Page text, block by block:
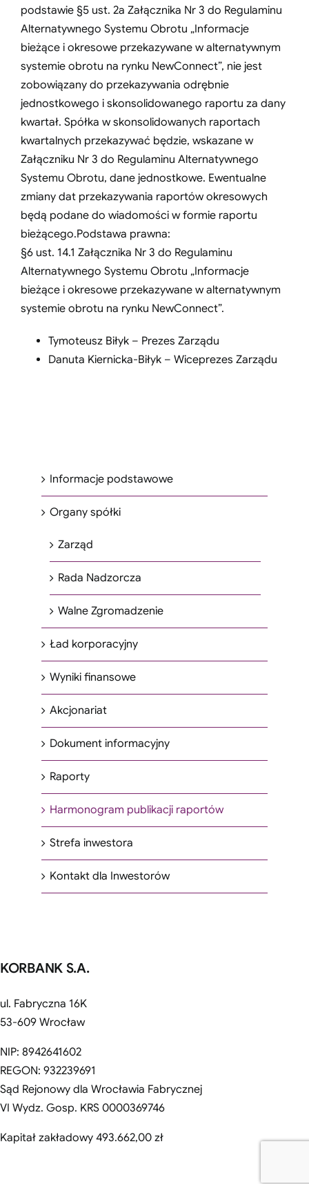
podstawie §5 ust. 2a Załącznika Nr 3 do Regulaminu
Alternatywnego Systemu Obrotu „Informacje
bieżące i okresowe przekazywane w alternatywnym
systemie obrotu na rynku NewConnect”, nie jest
zobowiązany do przekazywania odrębnie
jednostkowego i skonsolidowanego raportu za dany
kwartał. Spółka w skonsolidowanych raportach
kwartalnych przekazywać będzie, wskazane w
Załączniku Nr 3 do Regulaminu Alternatywnego
Systemu Obrotu, dane jednostkowe. Ewentualne
zmiany dat przekazywania raportów okresowych
będą podane do wiadomości w formie raportu
bieżącego.Podstawa prawna:
§6 ust. 14.1 Załącznika Nr 3 do Regulaminu
Alternatywnego Systemu Obrotu „Informacje
bieżące i okresowe przekazywane w alternatywnym
systemie obrotu na rynku NewConnect”.
Tymoteusz Biłyk – Prezes Zarządu
Danuta Kiernicka-Biłyk – Wiceprezes Zarządu
Informacje podstawowe
Organy spółki
Zarząd
Rada Nadzorcza
Walne Zgromadzenie
Ład korporacyjny
Wyniki finansowe
Akcjonariat
Dokument informacyjny
Raporty
Harmonogram publikacji raportów
Strefa inwestora
Kontakt dla Inwestorów
KORBANK S.A.
ul. Fabryczna 16K
53-609 Wrocław
NIP: 8942641602
REGON: 932239691
Sąd Rejonowy dla Wrocławia Fabrycznej
VI Wydz. Gosp. KRS 0000369746
Kapitał zakładowy 493.662,00 zł